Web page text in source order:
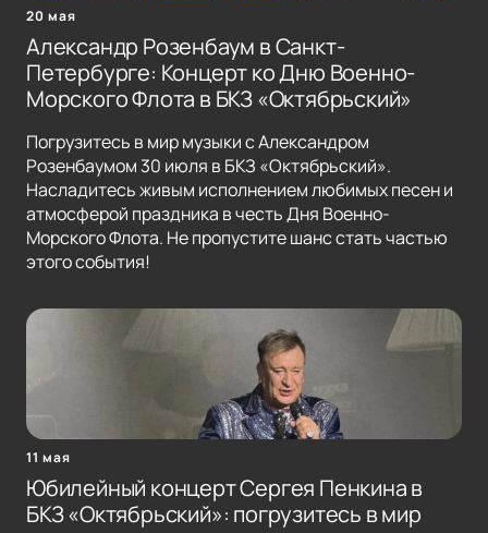
20 мая
Александр Розенбаум в Санкт-
Петербурге: Концерт ко Дню Военно-
Морского Флота в БКЗ «Октябрьский»
Погрузитесь в мир музыки с Александром
Розенбаумом 30 июля в БКЗ «Октябрьский».
Насладитесь живым исполнением любимых песен и
атмосферой праздника в честь Дня Военно-
Морского Флота. Не пропустите шанс стать частью
этого события!
11 мая
Юбилейный концерт Сергея Пенкина в
БКЗ «Октябрьский»: погрузитесь в мир